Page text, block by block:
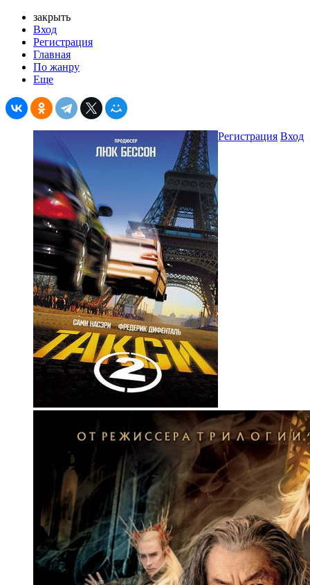
закрыть
Вход
Регистрация
Главная
По жанру
Еще
Регистрация Вход